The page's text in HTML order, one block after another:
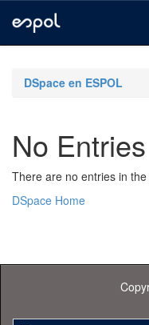
navigationDSpace en ESPOL
No
There are no entries in
DSpace Home